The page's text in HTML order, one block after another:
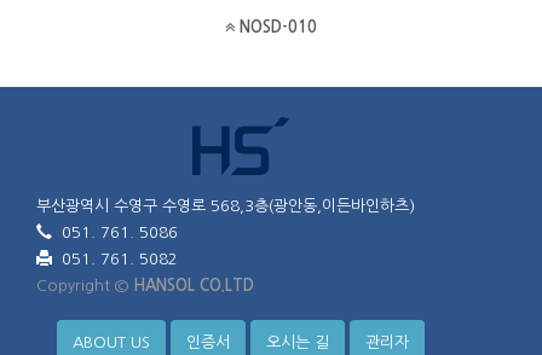
NOSD-010
부산광역시 수영구 수영로 568,3층(광안동,이든바인하츠)
051. 761. 5086
051. 761. 5082
Copyright © HANSOL CO.LTD
ABOUT US 인증서 오시는 길 관리자